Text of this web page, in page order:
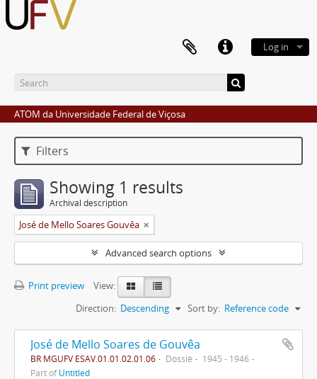
Log in
ATOM da Universidade Federal de Viçosa
Filters
Showing 1 results
Archival description
José de Mello Soares Gouvêa
Advanced search options
Print preview
View:
Sort by: Reference code
Direction: Descending
José de Mello Soares de Gouvêa
BR MGUFV ESAV.01.01.02.01.06 Dossiê
1945 - 1946
Part ofUntitled